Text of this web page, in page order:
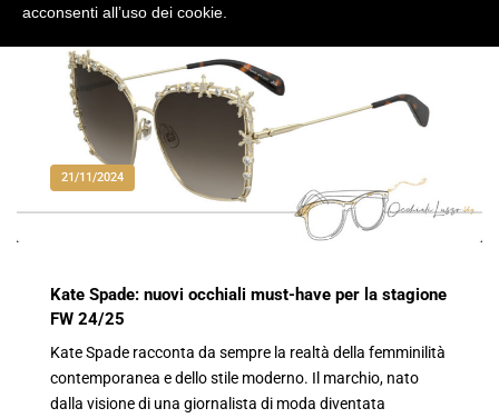
21/11/2024
Kate Spade: nuovi occhiali must-have per la stagione
FW 24/25
Kate Spade racconta da sempre la realtà della femminilità
contemporanea e dello stile moderno. Il marchio, nato
dalla visione di una giornalista di moda diventata
acconsenti all’uso dei cookie.